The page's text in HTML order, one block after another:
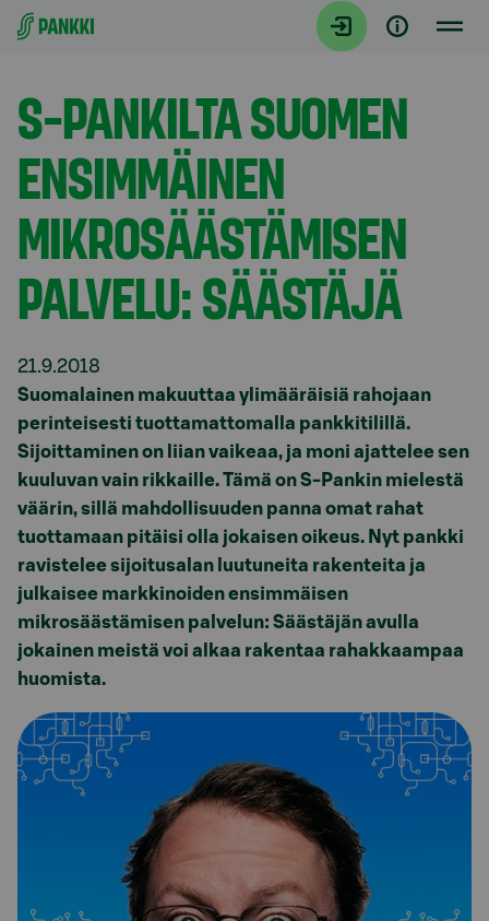
Siirry suoraan sisältöön
Tiedotteet
S-PANKILTA SUOMEN
ENSIMMÄINEN
MIKROSÄÄSTÄMISEN
PALVELU: SÄÄSTÄJÄ
21.9.2018
Suomalainen makuuttaa ylimääräisiä rahojaan
perinteisesti tuottamattomalla pankkitilillä.
Sijoittaminen on liian vaikeaa, ja moni ajattelee sen
kuuluvan vain rikkaille. Tämä on S-Pankin mielestä
väärin, sillä mahdollisuuden panna omat rahat
tuottamaan pitäisi olla jokaisen oikeus. Nyt pankki
ravistelee sijoitusalan luutuneita rakenteita ja
julkaisee markkinoiden ensimmäisen
mikrosäästämisen palvelun: Säästäjän avulla
jokainen meistä voi alkaa rakentaa rahakkaampaa
huomista.